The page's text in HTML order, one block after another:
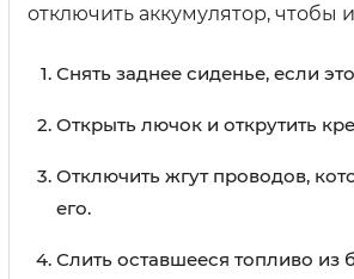
отключить аккумулятор,
Снять заднее сиденье, если
Открыть лючок и открутить
Отключить жгут проводов,
его.
Слить оставшееся топливо из